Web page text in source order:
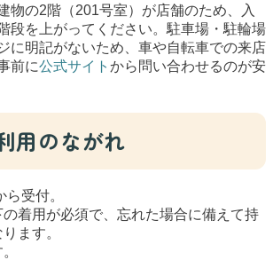
物の2階（201号室）が店舗のため、入
段を上がってください。駐車場・駐輪場
に明記がないため、車や自転車での来店
前に公式サイト から問い合わせるのが安
用のながれ
受付。
の着用が必須で、忘れた場合に備えて持
ます。